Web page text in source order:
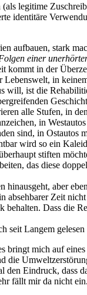
legitime
identitäre
aufbauen, stark
einer
in der
in
will, ist die
alle Stufen, in
in
sind, in
wird so ein
stiften
das diese
aber
Zeit
Dass die
seit Langem
bringt mich auf
Eindruck,
fällt mir da nicht ein.